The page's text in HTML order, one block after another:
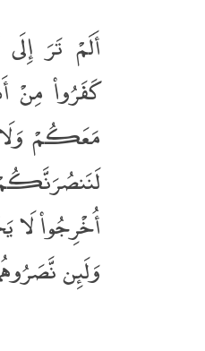
أَلَمْ تَرَ إِلَى
كَفَرُوا۟ مِنْ
مَعَكُمْ وَلَا
أُخْرِجُوا۟ لَا
وَلَئِن